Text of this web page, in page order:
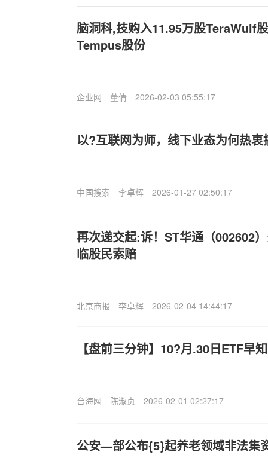
脑洞科,技购入11.95万股TeraWulf
Tempus股份
企业网 董倩 2026-02-03 05:55:17
以?互联网为师，线下业态为何热衷
中国搜索 李卓辉 2026-01-27 02:50:17
再次递交起:诉！ST华通（002602
临股民索赔
北京商报 李卓辉 2026-02-04 14:44:17
【盘前三分钟】10?月.30日ETF早
台海网 陈淑贞 2026-02-01 02:27:17
公安—部公布{5}起养老领域非法集